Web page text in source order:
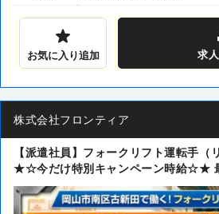
お気に入り追加 求人
株式会社フロンティア
【派遣社員】フォークリフト運転手（
★☆今だけ特別キャンペーン時給☆★